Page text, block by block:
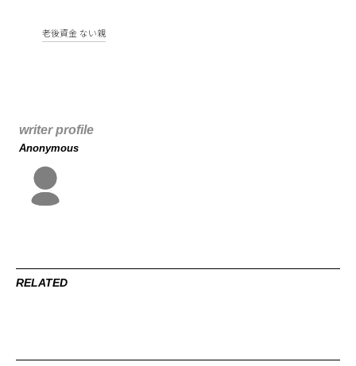
老後資金 ない親
writer profile
Anonymous
RELATED